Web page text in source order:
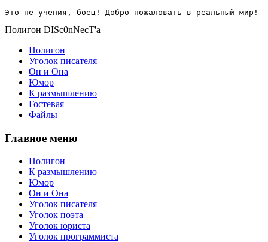
Это не учения, боец! Добро пожаловать в реальный мир!
Полигон DISc0nNecT'a
Полигон
Уголок писателя
Он и Она
Юмор
К размышлению
Гостевая
Файлы
Главное меню
Полигон
К размышлению
Юмор
Он и Она
Уголок писателя
Уголок поэта
Уголок юриста
Уголок программиста